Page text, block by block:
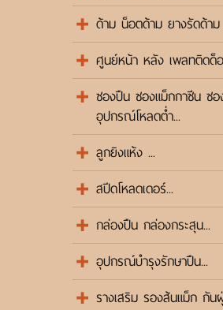
ขั้นตอนการสั่งซื้อ
แจ้งชำระเงิน
ค้นหาสินค้า
ติดต่อเรา
ด้าม น็อตด้าม ยางรัดด้าม
ศูนย์หน้า หลัง เพลทติดด็
ซองปืน ซองแม็กกาซีน ซ
อุปกรณ์โหลดต่ำ...
ลูกยิงแห้ง ...
สปีดโหลดเดอร์...
กล่องปืน กล่องกระสุน...
อุปกรณ์บำรุงรักษาปืน...
รางเสริม รองส้นแม็ก กัน